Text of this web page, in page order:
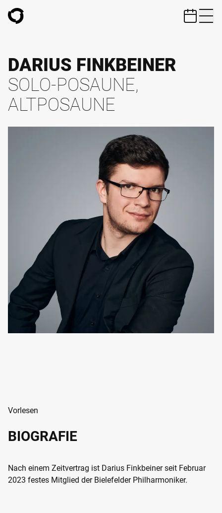
ZUM HAUPTINHALT SPRINGEN
DARIUS FINKBEINER
SOLO-POSAUNE,
ALTPOSAUNE
Vorlesen
BIOGRAFIE
Nach einem Zeitvertrag ist Darius Finkbeiner seit Februar
2023 festes Mitglied der Bielefelder Philharmoniker.